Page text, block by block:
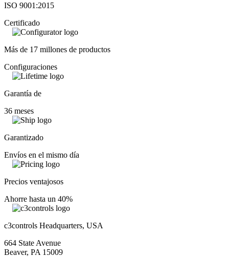
ISO 9001:2015
Certificado
Más de 17 millones de productos
Configuraciones
Garantía de
36 meses
Garantizado
Envíos en el mismo día
Precios ventajosos
Ahorre hasta un 40%
c3controls Headquarters, USA
664 State Avenue
Beaver, PA 15009